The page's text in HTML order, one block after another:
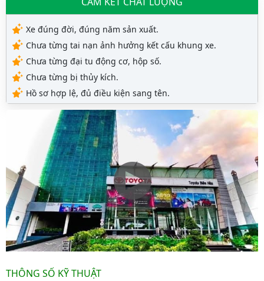
Xe đúng đời, đúng năm sản xuất.
Chưa từng tai nạn ảnh hưởng kết cấu khung xe.
Chưa từng đại tu động cơ, hộp số.
Chưa từng bị thủy kích.
Hồ sơ hợp lệ, đủ điều kiện sang tên.
THÔNG SỐ KỸ THUẬT